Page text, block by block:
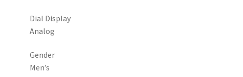
Dial Display
Analog
Gender
Men’s